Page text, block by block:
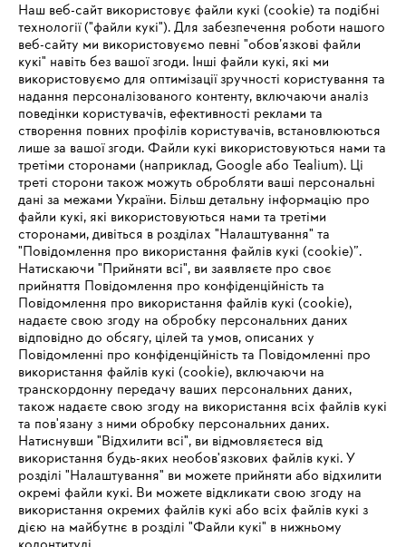
Історія STIHL
Інформація для постачальників
Продукція
Контакт
Кар'єра
Система повідомлень про порушення
Наш веб-сайт використовує файли кукі (cookie) та подібні
технології ("файли кукі"). Для забезпечення роботи нашого
веб-сайту ми використовуємо певні "обов’язкові файли
кукі" навіть без вашої згоди. Інші файли кукі, які ми
використовуємо для оптимізації зручності користування та
надання персоналізованого контенту, включаючи аналіз
поведінки користувачів, ефективності реклами та
створення повних профілів користувачів, встановлюються
лише за вашої згоди. Файли кукі використовуються нами та
третіми сторонами (наприклад, Google або Tealium). Ці
треті сторони також можуть обробляти ваші персональні
дані за межами України. Більш детальну інформацію про
файли кукі, які використовуються нами та третіми
сторонами, дивіться в розділах "Налаштування" та
"Повідомлення про використання файлів кукі (cookie)”.
Натискаючи "Прийняти всі", ви заявляєте про своє
прийняття Повідомлення про конфіденційність та
Повідомлення про використання файлів кукі (cookie),
надаєте свою згоду на обробку персональних даних
відповідно до обсягу, цілей та умов, описаних у
Повідомленні про конфіденційність та Повідомленні про
використання файлів кукі (cookie), включаючи на
транскордонну передачу ваших персональних даних,
також надаєте свою згоду на використання всіх файлів кукі
та пов'язану з ними обробку персональних даних.
Натиснувши "Відхилити всі", ви відмовляєтеся від
використання будь-яких необов'язкових файлів кукі. У
розділі "Налаштування" ви можете прийняти або відхилити
окремі файли кукі. Ви можете відкликати свою згоду на
використання окремих файлів кукі або всіх файлів кукі з
дією на майбутнє в розділі "Файли кукі" в нижньому